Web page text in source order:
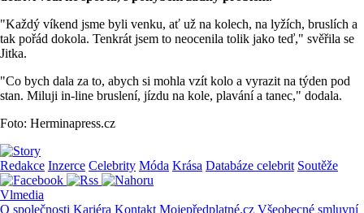
"Každý víkend jsme byli venku, ať už na kolech, na lyžích, bruslích a
tak pořád dokola. Tenkrát jsem to neocenila tolik jako teď," svěřila se
Jitka.
"Co bych dala za to, abych si mohla vzít kolo a vyrazit na týden pod
stan. Miluji in-line bruslení, jízdu na kole, plavání a tanec," dodala.
Foto: Herminapress.cz
Redakce Inzerce Celebrity Móda Krása Databáze celebrit Soutěže
Vlmedia
O společnosti Kariéra Kontakt Mojepředplatné.cz Všeobecné smluvní